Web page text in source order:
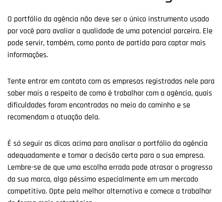
O portfólio da agência não deve ser o único instrumento usado
por você para avaliar a qualidade de uma potencial parceira. Ele
pode servir, também, como ponto de partida para captar mais
informações.
Tente entrar em contato com as empresas registradas nele para
saber mais a respeito de como é trabalhar com a agência, quais
dificuldades foram encontradas no meio do caminho e se
recomendam a atuação dela.
É só seguir as dicas acima para analisar o portfólio da agência
adequadamente e tomar a decisão certa para a sua empresa.
Lembre-se de que uma escolha errada pode atrasar o progresso
da sua marca, algo péssimo especialmente em um mercado
competitivo. Opte pela melhor alternativa e comece a trabalhar